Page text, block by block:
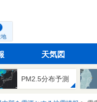
地
天気図
PM2.5分布予測